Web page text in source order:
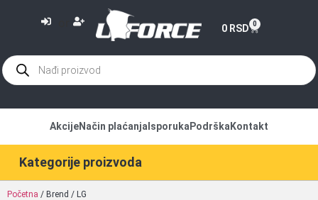
0 RSD 0
Kategorije proizvoda
AkcijeNačin plaćanja Isporuka Podrška Kontakt
Početna / Brend / LG